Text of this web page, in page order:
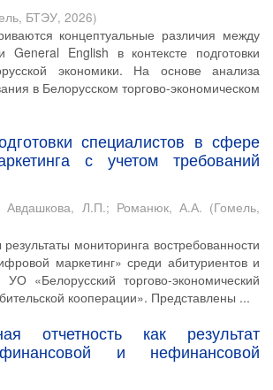
БТЭУ, 2026)
концептуальные различия между
General English в контексте подготовки
экономики. На основе анализа
в Белорусском торгово-экономическом
специалистов в сфере
с учетом требований
Авдашкова, Л.П.; Романюк, А.А. (Гомель,
мониторинга востребованности
маркетинг» среди абитуриентов и
УО «Белорусский торгово-экономический
кооперации». Представлены ...
отчетность как результат
и нефинансовой